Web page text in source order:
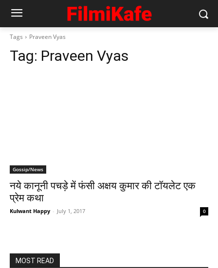
Tags Praveen Vyas
Tag: Praveen Vyas
Gossip/News
नये कानूनी पचड़े में फंसी अक्षय कुमार की टॉयलेट एक
प्रेम कथा
Kulwant Happy - July 1, 2017 0
MOST READ